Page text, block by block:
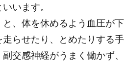
います。
、体を休めるよう血圧が下
らせたり、とめたりする手
交感神経がうまく働かず、